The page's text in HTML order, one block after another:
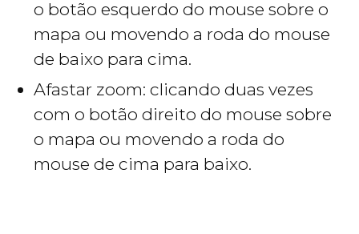
o botão esquerdo do mouse sobre o
mapa ou movendo a roda do mouse
de baixo para cima.
Afastar zoom: clicando duas vezes
com o botão direito do mouse sobre
o mapa ou movendo a roda do
mouse de cima para baixo.